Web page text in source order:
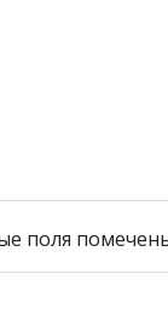
поля